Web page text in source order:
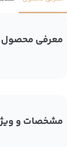
معرفی محصول
مشخصات و